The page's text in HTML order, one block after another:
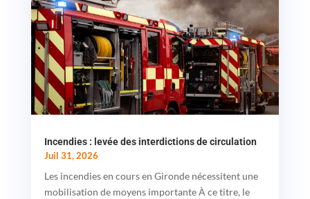
Incendies : levée des interdictions de circulation
Juil 31, 2026
Les incendies en cours en Gironde nécessitent une
mobilisation de moyens importante À ce titre, le